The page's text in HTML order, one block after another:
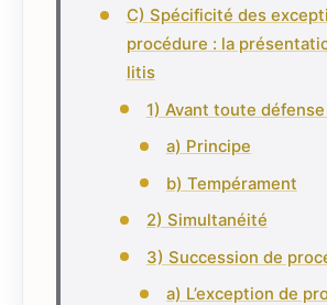
C) Spécificité des
procédure : la
litis
1) Avant toute
a) Principe
b) Tempérament
2) Simultanéité
3) Succession de
a) L’exception de